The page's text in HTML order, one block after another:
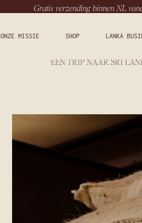
Gratis verzending binnen NL
ONZE MISSIE SHOP LANKA
EEN TRIP NAAR SRI